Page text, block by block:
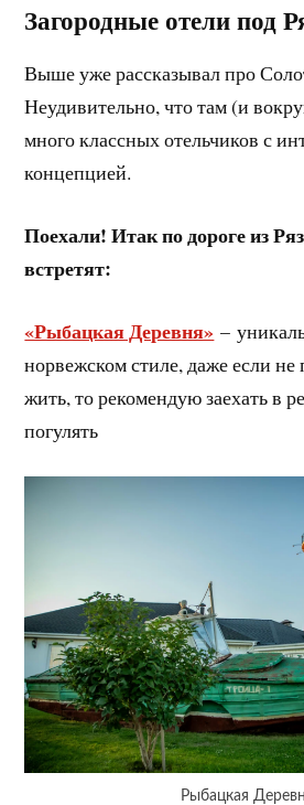
Загородные отели под
Выше уже рассказывал про
Неудивительно, что там (и
много классных отельчиков с
концепцией.
Поехали! Итак по дороге из
встретят:
«Рыбацкая Деревня» –
норвежском стиле, даже если не
жить, то рекомендую заехать в
погулять
Рыбацкая